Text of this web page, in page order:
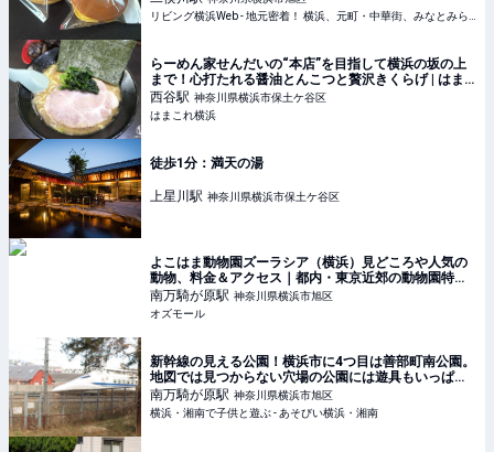
らーめん家せんだいの“本店”を目指して横浜の坂の上
まで！心打たれる醤油とんこつと贅沢きくらげ | はま
これ横浜
西谷駅 神奈川県横浜市保土ケ谷区
はまこれ横浜
徒歩1分：満天の湯
上星川駅 神奈川県横浜市保土ケ谷区
よこはま動物園ズーラシア（横浜）見どころや人気の
動物、料金＆アクセス｜都内・東京近郊の動物園特集
2023 - OZmall
南万騎が原駅 神奈川県横浜市旭区
オズモール
新幹線の見える公園！横浜市に4つ目は善部町南公園。
地図では見つからない穴場の公園には遊具もいっぱ
い！駅から10分。[相鉄いずみ野線 南万騎が原駅から]
南万騎が原駅 神奈川県横浜市旭区
横浜・湘南で子供と遊ぶ - あそびい横浜・湘南